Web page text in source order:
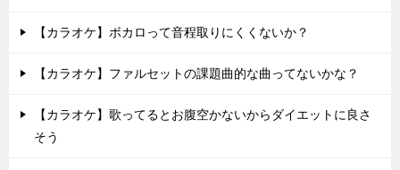
【カラオケ】ボカロって音程取りにくくないか？
【カラオケ】ファルセットの課題曲的な曲ってないかな？
【カラオケ】歌ってるとお腹空かないからダイエットに良さ
そう